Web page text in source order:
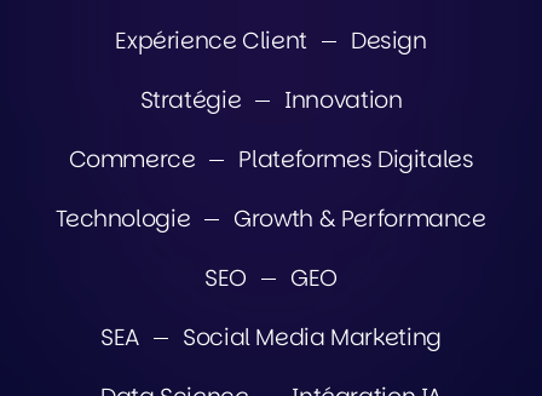
Expérience Client
Design
Stratégie
Innovation
Commerce
Plateformes Digitales
Technologie
Growth & Performance
SEO
GEO
SEA
Social Media Marketing